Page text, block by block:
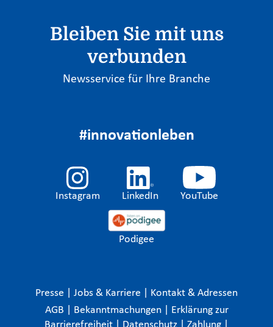
Bleiben Sie mit uns
verbunden
Newsservice für Ihre Branche
#innovationleben
Instagram LinkedIn YouTube
Podigee
Presse Jobs & Karriere
Kontakt & Adressen
AGB
Bekanntmachungen
Erklärung zur